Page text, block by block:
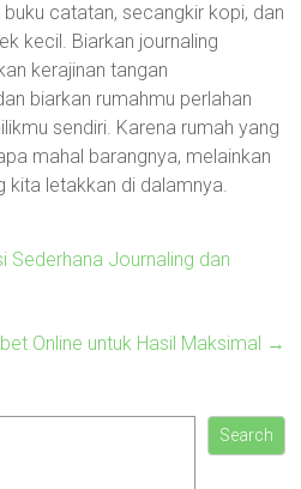
buku catatan, secangkir kopi, dan
kecil. Biarkan journaling
kerajinan tangan
biarkan rumahmu perlahan
sendiri. Karena rumah yang
mahal barangnya, melainkan
kita letakkan di dalamnya.
Sederhana Journaling dan
Online untuk Hasil Maksimal →
Search